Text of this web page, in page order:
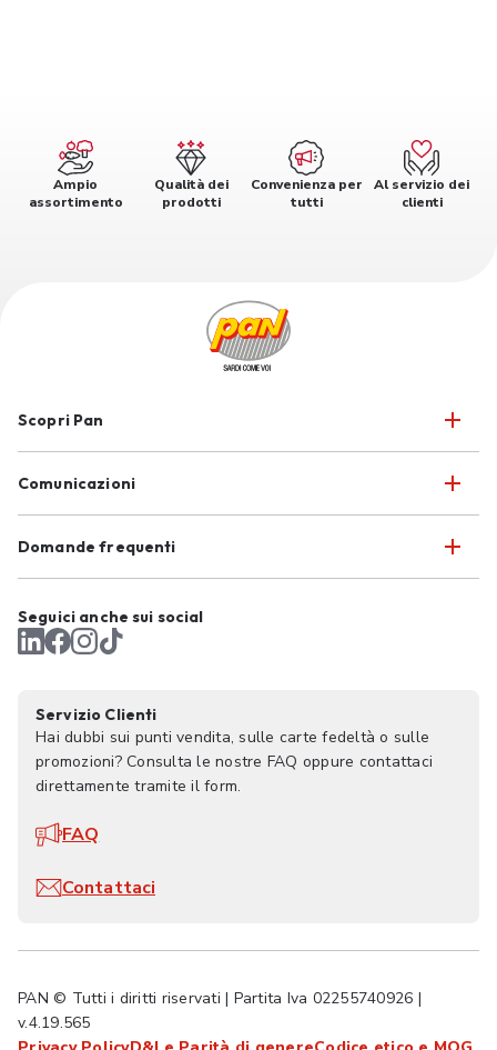
Ampio
assortimento
Qualità dei
prodotti
Convenienza per
tutti
Al servizio dei
clienti
Scopri Pan
Comunicazioni
Domande frequenti
Seguici anche sui social
Servizio Clienti
Hai dubbi sui punti vendita, sulle carte fedeltà o sulle
promozioni? Consulta le nostre FAQ oppure contattaci
direttamente tramite il form.
FAQ
Contattaci
PAN © Tutti i diritti riservati | Partita Iva 02255740926 |
v.4.19.565